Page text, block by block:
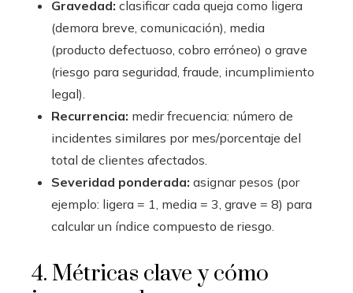
Gravedad: clasificar cada queja como ligera
(demora breve, comunicación), media
(producto defectuoso, cobro erróneo) o grave
(riesgo para seguridad, fraude, incumplimiento
legal).
Recurrencia: medir frecuencia: número de
incidentes similares por mes/porcentaje del
total de clientes afectados.
Severidad ponderada: asignar pesos (por
ejemplo: ligera = 1, media = 3, grave = 8) para
calcular un índice compuesto de riesgo.
4. Métricas clave y cómo